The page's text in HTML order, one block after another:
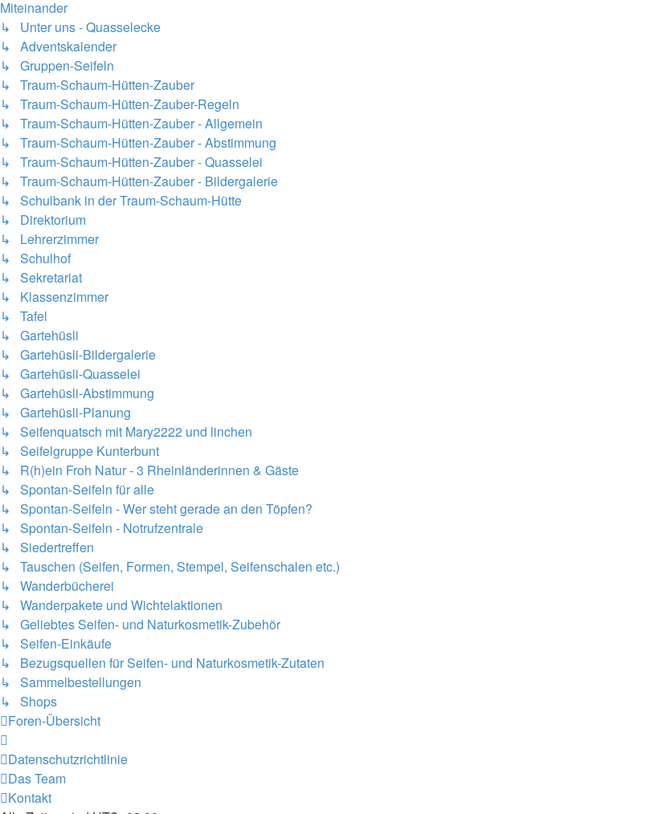
Miteinander
↳ Unter uns - Quasselecke
↳ Adventskalender
↳ Gruppen-Seifeln
↳ Traum-Schaum-Hütten-Zauber
↳ Traum-Schaum-Hütten-Zauber-Regeln
↳ Traum-Schaum-Hütten-Zauber - Allgemein
↳ Traum-Schaum-Hütten-Zauber - Abstimmung
↳ Traum-Schaum-Hütten-Zauber - Quasselei
↳ Traum-Schaum-Hütten-Zauber - Bildergalerie
↳ Schulbank in der Traum-Schaum-Hütte
↳ Direktorium
↳ Lehrerzimmer
↳ Schulhof
↳ Sekretariat
↳ Klassenzimmer
↳ Tafel
↳ Gartehüsli
↳ Gartehüsli-Bildergalerie
↳ Gartehüsli-Quasselei
↳ Gartehüsli-Abstimmung
↳ Gartehüsli-Planung
↳ Seifenquatsch mit Mary2222 und linchen
↳ Seifelgruppe Kunterbunt
↳ R(h)ein Froh Natur - 3 Rheinländerinnen & Gäste
↳ Spontan-Seifeln für alle
↳ Spontan-Seifeln - Wer steht gerade an den Töpfen?
↳ Spontan-Seifeln - Notrufzentrale
↳ Siedertreffen
↳ Tauschen (Seifen, Formen, Stempel, Seifenschalen etc.)
↳ Wanderbücherei
↳ Wanderpakete und Wichtelaktionen
↳ Geliebtes Seifen- und Naturkosmetik-Zubehör
↳ Seifen-Einkäufe
↳ Bezugsquellen für Seifen- und Naturkosmetik-Zutaten
↳ Sammelbestellungen
↳ Shops
Foren-Übersicht
Datenschutzrichtlinie
Das Team
Kontakt